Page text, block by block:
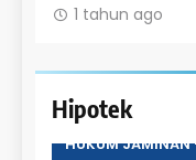
1 tahun ago
Hipotek
HUKUM JAMINAN